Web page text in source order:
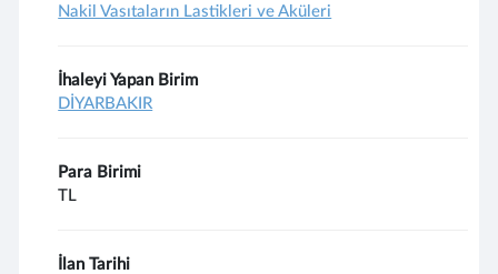
Nakil Vasıtaların Lastikleri ve Aküleri
İhaleyi Yapan Birim
DİYARBAKIR
Para Birimi
TL
İlan Tarihi